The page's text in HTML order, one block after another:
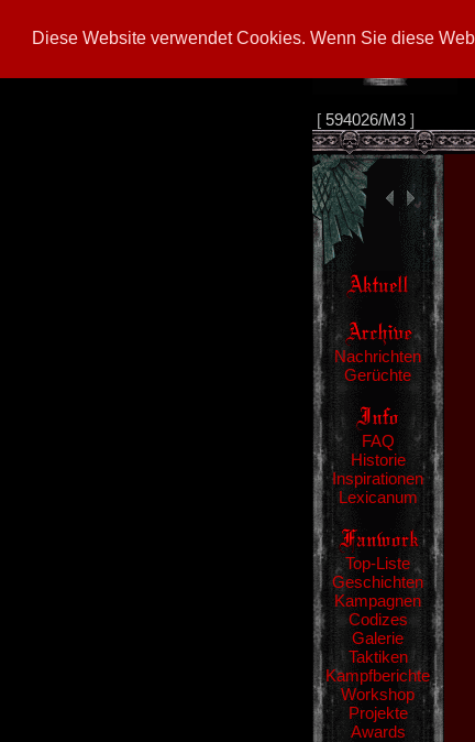
Diese Website verwendet Cookies. Wenn Sie diese
[ 594026/M3]
Nachrichten
Gerüchte
FAQ
Historie
Inspirationen
Lexicanum
Top-Liste
Geschichten
Kampagnen
Codizes
Galerie
Taktiken
Kampfberichte
Workshop
Projekte
Awards